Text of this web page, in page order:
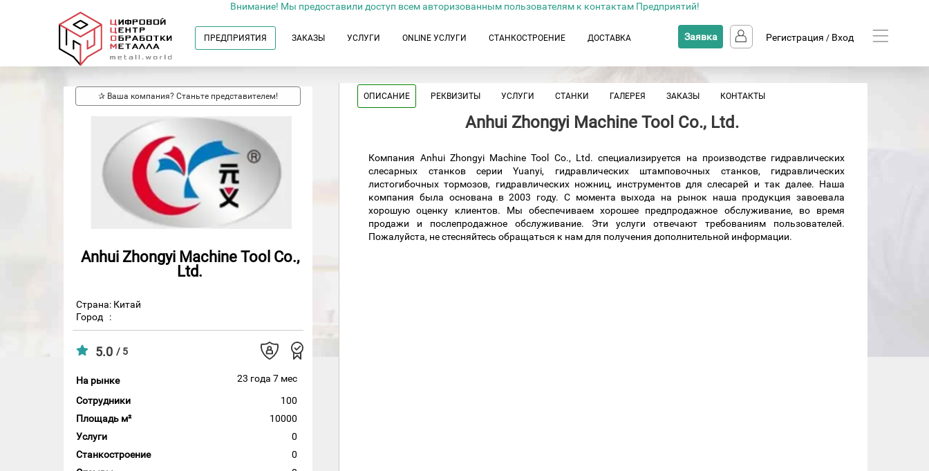
Внимание! Мы предоставили доступ всем авторизованным пользователям к контактам Предприятий!
ПРЕДПРИЯТИЯ ЗАКАЗЫ УСЛУГИ ONLINE УСЛУГИ СТАНКОСТРОЕНИЕ ДОСТАВКА Заявка Регистрация / Вход
✰ Ваша компания? Станьте представителем!
Anhui Zhongyi Machine Tool Co.,
Ltd.
Страна: Китай
Город
:
5.0 / 5
На рынке
23 года 7 мес
Сотрудники
100
Площадь м²
10000
Услуги
0
Станкостроение
0
ОПИСАНИЕ РЕКВИЗИТЫ УСЛУГИ СТАНКИ ГАЛЕРЕЯ ЗАКАЗЫ КОНТАКТЫ
Anhui Zhongyi Machine Tool Co., Ltd.
Компания Anhui Zhongyi Machine Tool Co., Ltd. специализируется на производстве гидравлических
слесарных станков серии Yuanyi, гидравлических штамповочных станков, гидравлических
листогибочных тормозов, гидравлических ножниц, инструментов для слесарей и так далее. Наша
компания была основана в 2003 году. С момента выхода на рынок наша продукция завоевала
хорошую оценку клиентов. Мы обеспечиваем хорошее предпродажное обслуживание, во время
продажи и послепродажное обслуживание. Эти услуги отвечают требованиям пользователей.
Пожалуйста, не стесняйтесь обращаться к нам для получения дополнительной информации.